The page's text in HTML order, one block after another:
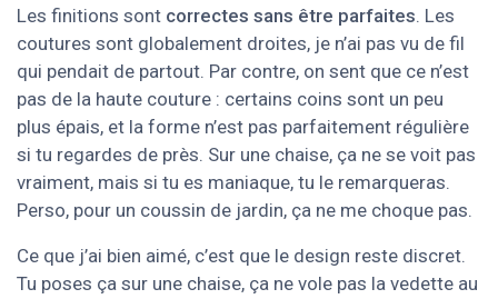
Les finitions sont correctes sans être parfaites. Les
coutures sont globalement droites, je n’ai pas vu de fil
qui pendait de partout. Par contre, on sent que ce n’est
pas de la haute couture : certains coins sont un peu
plus épais, et la forme n’est pas parfaitement régulière
si tu regardes de près. Sur une chaise, ça ne se voit pas
vraiment, mais si tu es maniaque, tu le remarqueras.
Perso, pour un coussin de jardin, ça ne me choque pas.
Ce que j’ai bien aimé, c’est que le design reste discret.
Tu poses ça sur une chaise, ça ne vole pas la vedette au